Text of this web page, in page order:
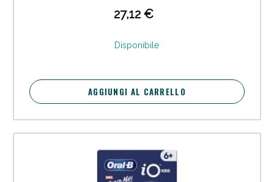
27,12 €
Disponibile
AGGIUNGI AL CARRELLO